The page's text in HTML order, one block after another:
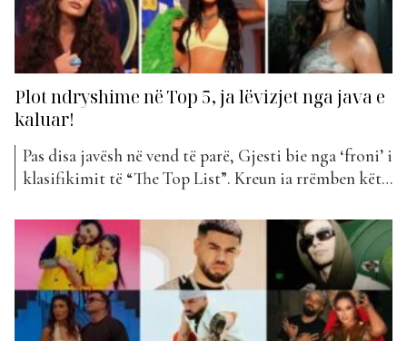
Plot ndryshime në Top 5, ja lëvizjet nga java e
kaluar!
Pas disa javësh në vend të parë, Gjesti bie nga ‘froni’ i
klasifikimit të “The Top List”. Kreun ia rrëmben këtë
“Çantën” është një nga nga këngët e albumit të ri të
Noizyt, që është publikuar së fundmi dhe...